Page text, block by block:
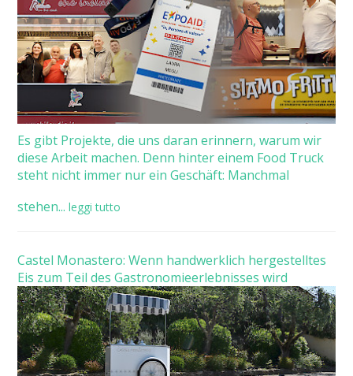
Es gibt Projekte, die uns daran erinnern, warum wir
diese Arbeit machen. Denn hinter einem Food Truck
steht nicht immer nur ein Geschäft: Manchmal
stehen... leggi tutto
Castel Monastero: Wenn handwerklich hergestelltes
Eis zum Teil des Gastronomieerlebnisses wird